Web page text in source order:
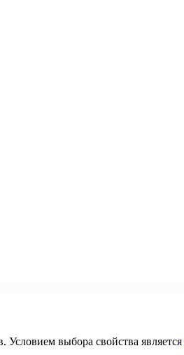
Условием выбора свойства является